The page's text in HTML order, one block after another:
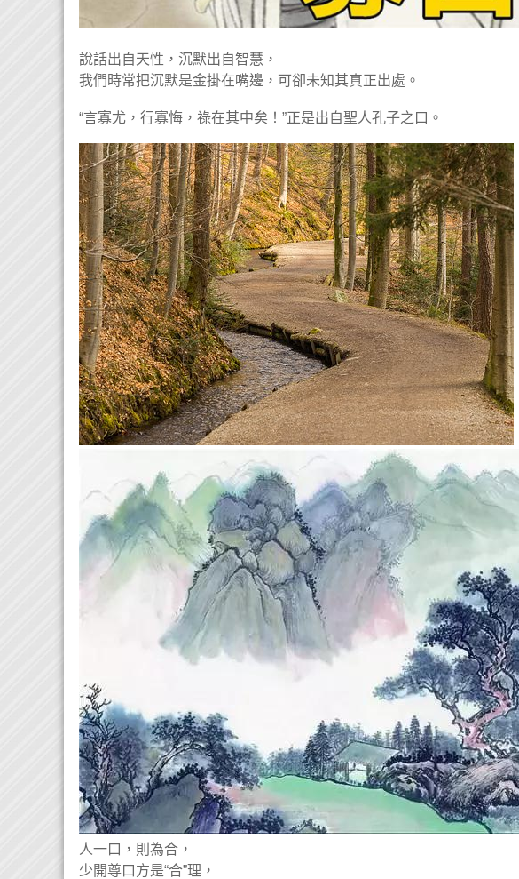
說話出自天性，沉默出自智慧，
我們時常把沉默是金掛在嘴邊，可卻未知其真正出處。
“言寡尤，行寡悔，祿在其中矣！”正是出自聖人孔子之口。
人一口，則為合，
少開尊口方是“合”理，